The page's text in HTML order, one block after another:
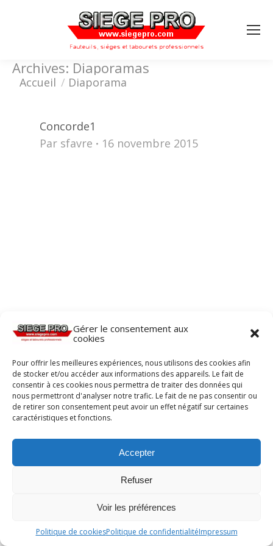
Gérer le consentement aux
cookies
Pour offrir les meilleures expériences, nous utilisons des cookies afin
de stocker et/ou accéder aux informations des appareils. Le fait de
consentir à ces cookies nous permettra de traiter des données qui
nous permettront d'analyser notre trafic. Le fait de ne pas consentir ou
de retirer son consentement peut avoir un effet négatif sur certaines
caractéristiques et fonctions.
Accepter
Refuser
Voir les préférences
Politique de cookiesPolitique de confidentialitéImpressum
Archives: Diaporamas
Vous êtes ici :
Accueil Diaporama
Concorde1
Par sfavre 16 novembre 2015